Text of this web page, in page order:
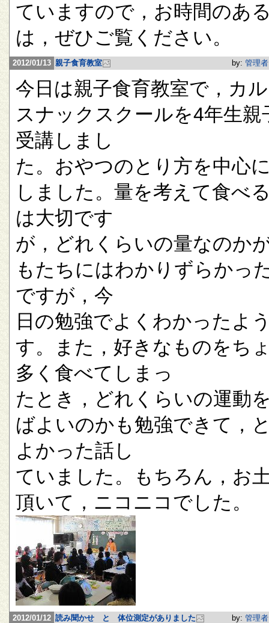
ていますので，お時間のあ
は，ぜひご覧ください。
2012/01/13 親子食育教室 by: 管理者
今日は親子食育教室で，カ
スナックスクールを4年生親
受講しまし
た。おやつのとり方を中心
しました。量を考えて食べ
は大切です
が，どれくらいの量なのか
もたちにはわかりずらかっ
ですが，今
日の勉強でよくわかったよ
す。また，好きなものをち
多く食べてしまっ
たとき，どれくらいの運動
ばよいのかも勉強できて，
よかった話し
ていました。もちろん，お
頂いて，ニコニコでした。
2012/01/12 読み聞かせ と 体位測定がありました by: 管理者